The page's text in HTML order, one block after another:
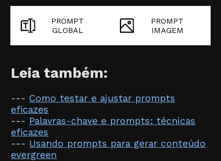
PROMPT
GLOBAL
PROMPT
IMAGEM
Leia também:
--- Como testar e ajustar prompts
eficazes
--- Palavras-chave e prompts: técnicas
eficazes
--- Usando prompts para gerar conteúdo
evergreen